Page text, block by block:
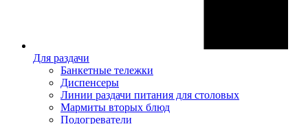
Для раздачи
Банкетные тележки
Диспенсеры
Линии раздачи питания для столовых
Мармиты вторых блюд
Подогреватели